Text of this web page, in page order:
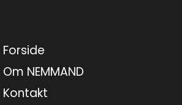
Forside
Om NEMMAND
Kontakt